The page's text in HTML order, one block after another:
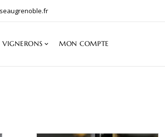
VIGNERONS MON COMPTE